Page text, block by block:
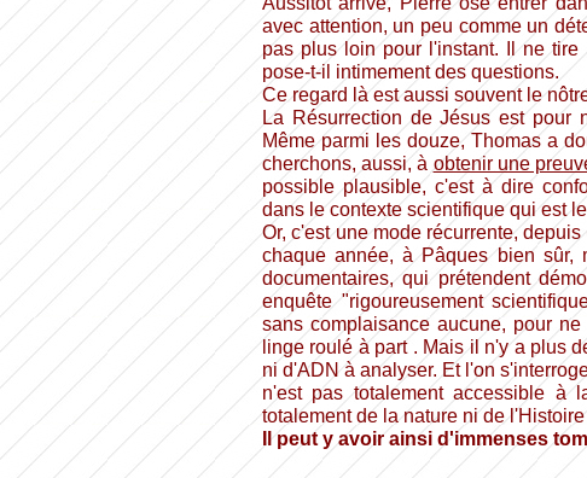
avec attention, un peu comme un
pas plus loin pour l'instant. Il ne
pose-t-il intimement des questions.
Ce regard là est aussi souvent le
La Résurrection de Jésus est pour
Même parmi les douze, Thomas a
cherchons, aussi, à obtenir une
possible plausible, c'est à dire
dans le contexte scientifique qui est
Or, c'est une mode récurrente,
chaque année, à Pâques bien
documentaires, qui prétendent
enquête "rigoureusement
sans complaisance aucune, pour
linge roulé à part . Mais il n'y a plus
ni d'ADN à analyser. Et l'on
n'est pas totalement accessible à
totalement de la nature ni de
Il peut y avoir ainsi d'immenses